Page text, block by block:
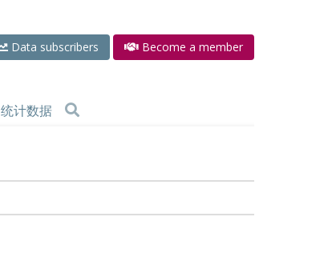
Data subscribers Become a member
统计数据